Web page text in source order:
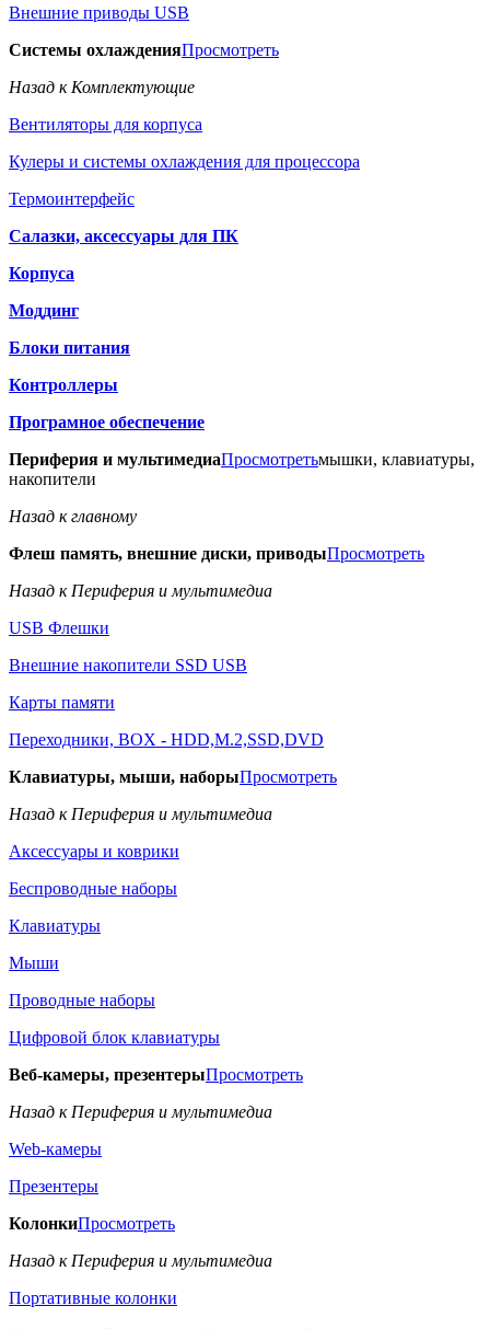
Внешние приводы USB
Системы охлажденияПросмотреть
Назад к Комплектующие
Вентиляторы для корпуса
Кулеры и системы охлаждения для процессора
Термоинтерфейс
Салазки, аксессуары для ПК
Корпуса
Моддинг
Блоки питания
Контроллеры
Програмное обеспечение
Периферия и мультимедиаПросмотретьмышки, клавиатуры,
накопители
Назад к главному
Флеш память, внешние диски, приводыПросмотреть
Назад к Периферия и мультимедиа
USB Флешки
Внешние накопители SSD USB
Карты памяти
Переходники, BOX - HDD,M.2,SSD,DVD
Клавиатуры, мыши, наборыПросмотреть
Назад к Периферия и мультимедиа
Аксессуары и коврики
Беспроводные наборы
Клавиатуры
Мыши
Проводные наборы
Цифровой блок клавиатуры
Веб-камеры, презентерыПросмотреть
Назад к Периферия и мультимедиа
Web-камеры
Презентеры
КолонкиПросмотреть
Назад к Периферия и мультимедиа
Портативные колонки